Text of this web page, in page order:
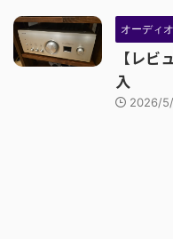
オーディ
【レ
入
2026/